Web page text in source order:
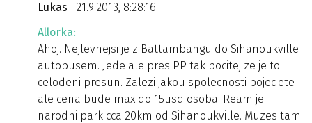
Lukas
21.9.2013, 8:28:16
Allorka:
Ahoj. Nejlevnejsi je z Battambangu do Sihanoukville
autobusem. Jede ale pres PP tak pocitej ze je to
celodeni presun. Zalezi jakou spolecnosti pojedete
ale cena bude max do 15usd osoba. Ream je
narodni park cca 20km od Sihanoukville. Muzes tam